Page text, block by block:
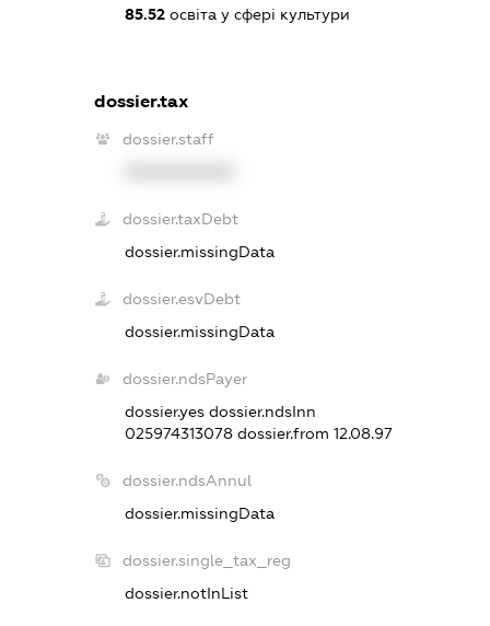
85.52 освіта у сфері культури
dossier.tax
dossier.staff
dossier.taxDebt
dossier.missingData
dossier.esvDebt
dossier.missingData
dossier.ndsPayer
dossier.yesdossier.ndsInn
025974313078dossier.from 12.08.97
dossier.ndsAnnul
dossier.missingData
dossier.single_tax_reg
dossier.notInList